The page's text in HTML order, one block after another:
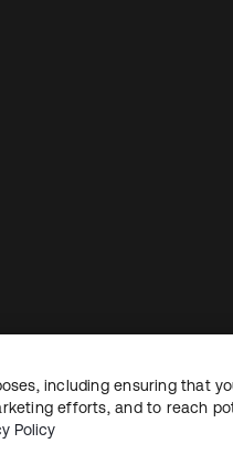
Política de privacidade
escolhas de privacidade
including ensuring that
efforts, and to reach
Policy